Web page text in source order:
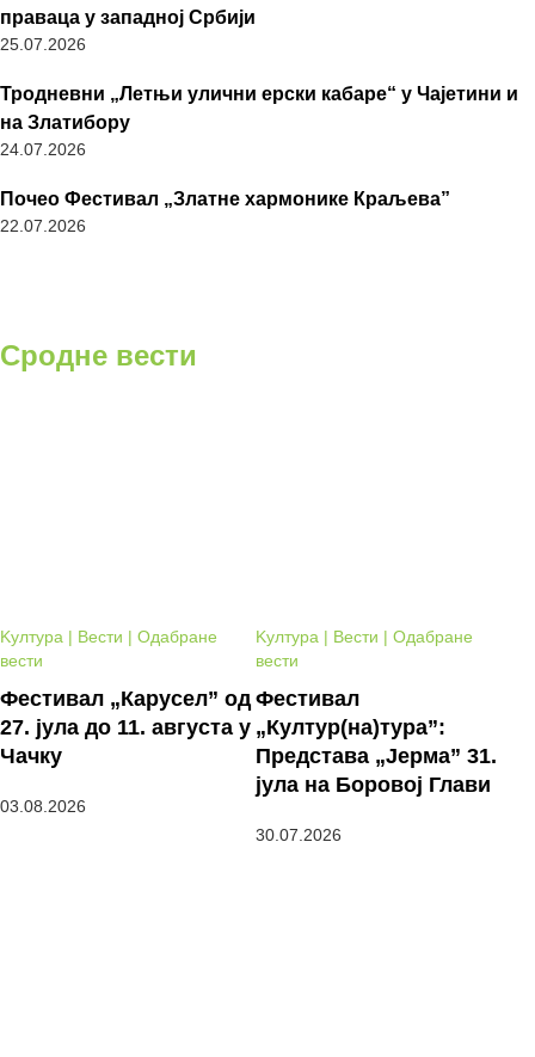
праваца у западној Србији
25.07.2026
Тродневни „Летњи улични ерски кабаре“ у Чајетини и
на Златибору
24.07.2026
Почео Фестивал „Златне хармонике Краљева”
22.07.2026
Сродне вести
Kултура | Вести | Одабране
вести
Фестивал „Карусел” од
27. јула до 11. августа у
Чачку
03.08.2026
Kултура | Вести | Одабране
вести
Фестивал
„Култур(на)тура”:
Представа „Јерма” 31.
јула на Боровој Глави
30.07.2026